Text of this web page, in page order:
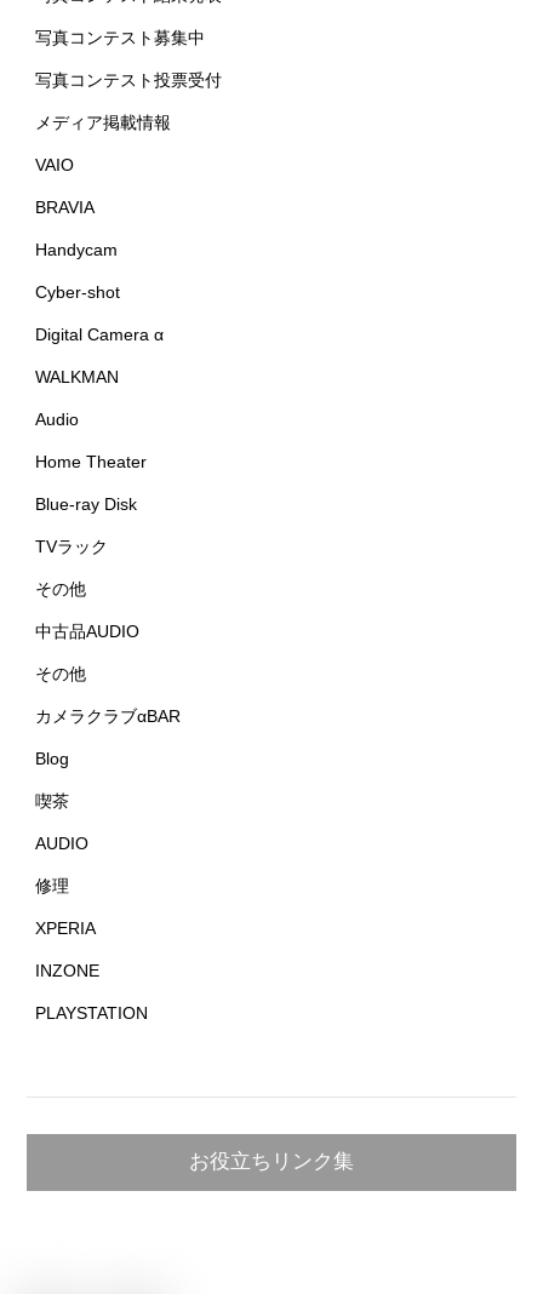
写真コンテスト募集中
写真コンテスト投票受付
メディア掲載情報
VAIO
BRAVIA
Handycam
Cyber-shot
Digital Camera α
WALKMAN
Audio
Home Theater
Blue-ray Disk
TVラック
その他
中古品AUDIO
その他
カメラクラブαBAR
Blog
喫茶
AUDIO
修理
XPERIA
INZONE
PLAYSTATION
お役立ちリンク集